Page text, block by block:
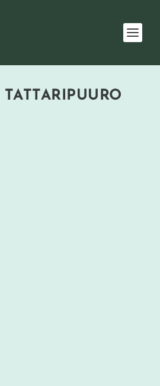
TATTARIPUURO